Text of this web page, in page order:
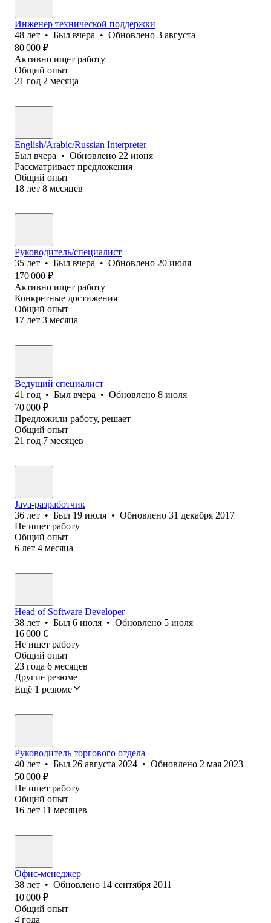
Инженер технической поддержки
48 лет • Был вчера • Обновлено 3 августа
80 000 ₽
Активно ищет работу
Общий опыт
21 год 2 месяца
English/Arabic/Russian Interpreter
Был вчера • Обновлено 22 июня
Рассматривает предложения
Общий опыт
18 лет 8 месяцев
Руководитель/специалист
35 лет • Был вчера • Обновлено 20 июля
170 000 ₽
Активно ищет работу
Конкретные достижения
Общий опыт
17 лет 3 месяца
Ведущий специалист
41 год • Был вчера • Обновлено 8 июля
70 000 ₽
Предложили работу, решает
Общий опыт
21 год 7 месяцев
Java-разработчик
36 лет • Был 19 июля • Обновлено 31 декабря 2017
Не ищет работу
Общий опыт
6 лет 4 месяца
Head of Software Developer
38 лет • Был 6 июля • Обновлено 5 июля
16 000 €
Не ищет работу
Общий опыт
23 года 6 месяцев
Другие резюме
Ещё 1 резюме
Руководитель торгового отдела
40 лет • Был 26 августа 2024 • Обновлено 2 мая 2023
50 000 ₽
Не ищет работу
Общий опыт
16 лет 11 месяцев
Офис-менеджер
38 лет • Обновлено 14 сентября 2011
10 000 ₽
Общий опыт
4 года